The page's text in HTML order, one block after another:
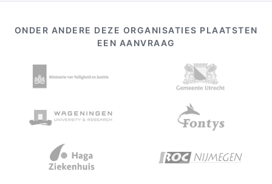
ONDER ANDERE DEZE ORGANISATIES PLAATSTEN
EEN AANVRAAG